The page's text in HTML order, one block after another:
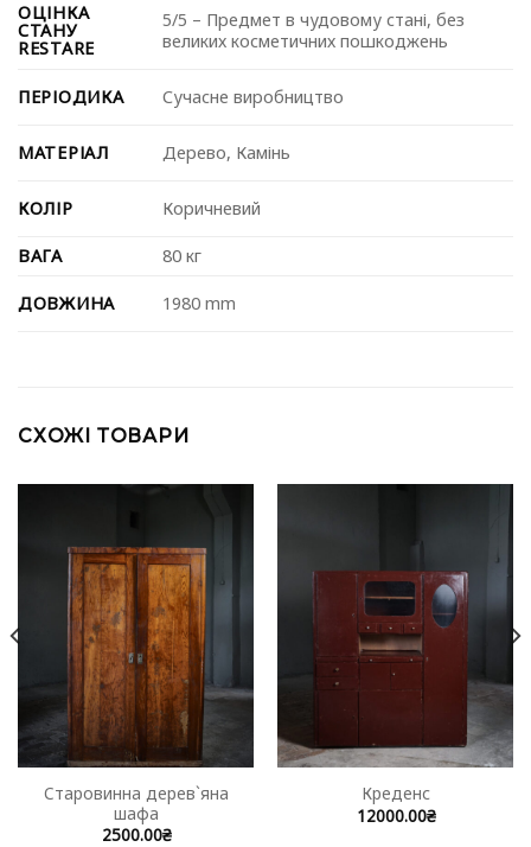
ОЦІНКА
СТАНУ
RESTARE
5/5 – Предмет в чудовому стані, без
великих косметичних пошкоджень
ПЕРІОДИКА Сучасне виробництво
МАТЕРІАЛ Дерево, Камінь
КОЛІР Коричневий
ВАГА 80 кг
ДОВЖИНА 1980 mm
СХОЖІ ТОВАРИ
Старовинна дерев`яна
шафа
2500.00₴
Креденс
12000.00₴